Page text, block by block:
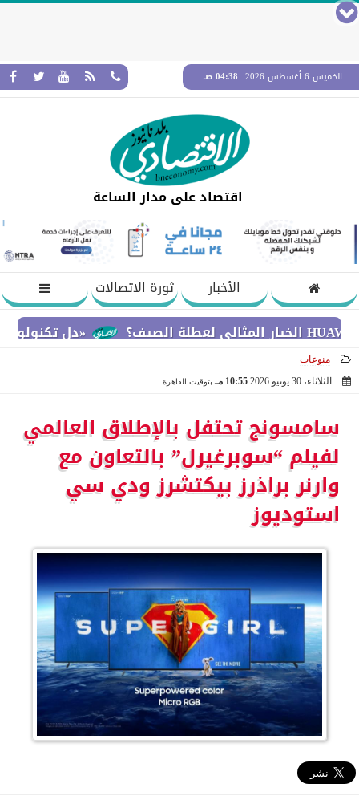
الخميس 6 أغسطس 2026 04:38 صـ
اقتصاد على مدار الساعة
الأخبار
ثورة الاتصالات
«دل تكنولوجيز»
منوعات
الثلاثاء، 30 يونيو 2026
10:55 مـ بتوقيت القاهرة
سامسونج تحتفل بالإطلاق العالمي
لفيلم “سوبرغيرل” بالتعاون مع
وارنر براذرز بيكتشرز ودي سي
استوديوز